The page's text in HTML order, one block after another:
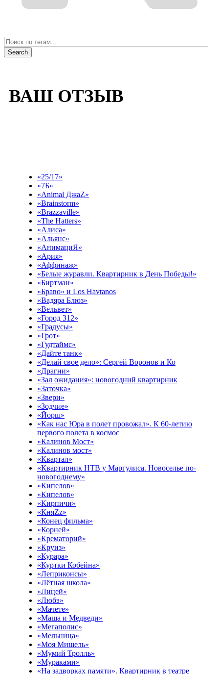
ВАШ ОТЗЫВ
«25/17»
«7Б»
«Animal ДжаZ»
«Brainstorm»
«Brazzaville»
«The Hatters»
«Алиса»
«Альянс»
«АнимациЯ»
«Ария»
«Аффинаж»
«Белые журавли. Квартирник в День Победы!»
«Биртман»
«Браво» и Los Havtanos
«Вадяра Блюз»
«Вельвет»
«Город 312»
«Градусы»
«Грот»
«Гудтаймс»
«Дайте танк»
«Делай свое дело»: Сергей Воронов и Ко
«Драгни»
«Зал ожидания»: новогодний квартирник
«Заточка»
«Звери»
«Зодчие»
«Йорш»
«Как нас Юра в полет провожал». К 60-летию
первого полета в космос
«Калинов Мост»
«Калинов мост»
«Квартал»
«Квартирник НТВ у Маргулиса. Новоселье по-
новогоднему»
«Кипелов»
«Кипелов»
«Кирпичи»
«КняZz»
«Конец фильма»
«Корней»
«Крематорий»
«Круиз»
«Курара»
«Куртки Кобейна»
«Леприконсы»
«Лётная школа»
«Лицей»
«Любэ»
«Мачете»
«Маша и Медведи»
«Мегаполис»
«Мельница»
«Моя Мишель»
«Мумий Тролль»
«Мураками»
«На задворках памяти». Квартирник в театре